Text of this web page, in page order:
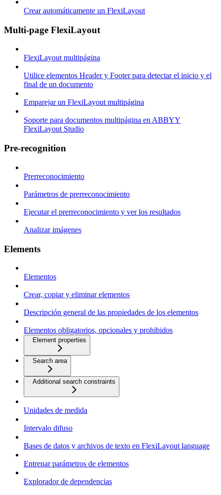
Crear automáticamente un FlexiLayout
Multi-page FlexiLayout
FlexiLayout multipágina
Utilice elementos Header y Footer para detectar el inicio y el
final de un documento
Emparejar un FlexiLayout multipágina
Soporte para documentos multipágina en ABBYY
FlexiLayout Studio
Pre-recognition
Prerreconocimiento
Parámetros de prerreconocimiento
Ejecutar el prerreconocimiento y ver los resultados
Analizar imágenes
Elements
Elementos
Crear, copiar y eliminar elementos
Descripción general de las propiedades de los elementos
Elementos obligatorios, opcionales y prohibidos
Element properties
Search area
Additional search constraints
Unidades de medida
Intervalo difuso
Bases de datos y archivos de texto en FlexiLayout language
Entrenar parámetros de elementos
Explorador de dependencias